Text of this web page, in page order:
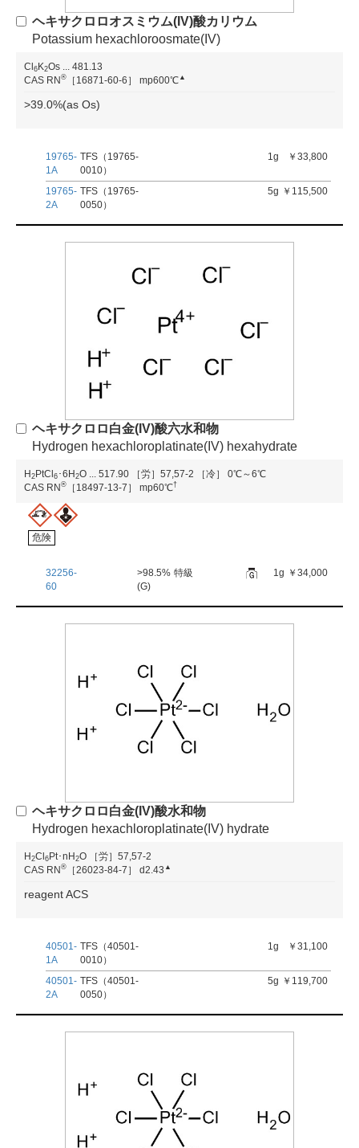
ヘキサクロロオスミウム(IV)酸カリウム
Potassium hexachloroosmate(IV)
Cl6K2Os
481.13
CAS RN® ［16871-60-6］ mp600℃ ▲
>39.0%(as Os)
19765-
1A
TFS（19765-
0010）
1g ￥33,800
19765-
2A
TFS（19765-
0050）
5g ￥115,500
ヘキサクロロ白金(IV)酸六水和物
Hydrogen hexachloroplatinate(IV) hexahydrate
H 2 PtCl 6 ･6H 2O ... 517.90 ［労］57,57-2
［冷］ 0℃～6℃
CAS RN ® ［18497-13-7］ mp60℃†
危険
32256-
60
>98.5%
(G)
特級 1g ￥34,000
ヘキサクロロ白金(IV)酸水和物
Hydrogen hexachloroplatinate(IV) hydrate
H2Cl6Pt･nH2O
［労］57,57-2
CAS RN® ［26023-84-7］ d2.43 ▲
reagent ACS
40501-
1A
TFS（40501-
0010）
1g ￥31,100
40501-
2A
TFS（40501-
0050）
5g ￥119,700